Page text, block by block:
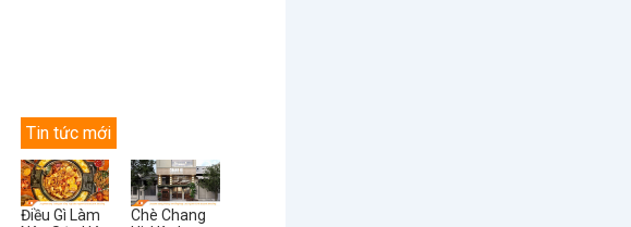
Tin tức mới
Điều Gì Làm
Chè Chang